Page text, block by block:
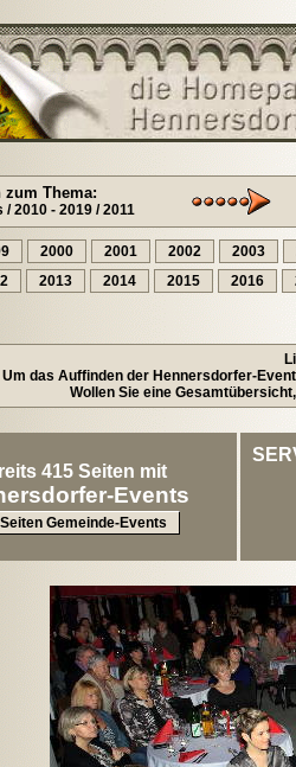
zum Thema:
2010 - 2019 / 2011
2000 2001 2002 2003
2013 2014 2015 2016
Um das Auffinden der Hennersdorfer-
Wollen Sie eine
415 Seiten mit
Events
Gemeinde-Events